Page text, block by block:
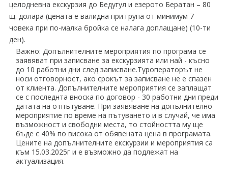
целодневна екскурзия до Бедугул и езерото Бератан – 80
щ. долара (цената е валидна при група от минимум 7
човека при по-малка бройка се налага доплащане) (10-ти
ден).
Важно: Допълнителните мероприятия по програма се
заявяват при записване за екскурзията или най - късно
до 10 работни дни след записване.Туроператорът не
носи отговорност, ако срокът за записване не е спазен
от клиента. Допълнителните мероприятия се заплащат
се с последнта вноска по договор - 30 работни дни преди
датата на отпътуване. При заявяване на допълнително
мероприятие по време на пътуването и в случай, че има
възможност и свободни места, то стойността му ще
бъде с 40% по висока от обявената цена в програмата.
Цените на допълнителните екскурзии и мероприятия са
към 15.03.2025г и е възможно да подлежат на
актуализация.